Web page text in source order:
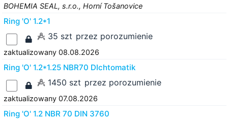
BOHEMIA SEAL, s.r.o., Horní Tošanovice
Ring 'O' 1.2*1
35 szt przez porozumienie
zaktualizowany 08.08.2026
Ring 'O' 1.2*1.25 NBR70 DIchtomatik
1450 szt przez porozumienie
zaktualizowany 07.08.2026
Ring 'O' 1.2 NBR 70 DIN 3760